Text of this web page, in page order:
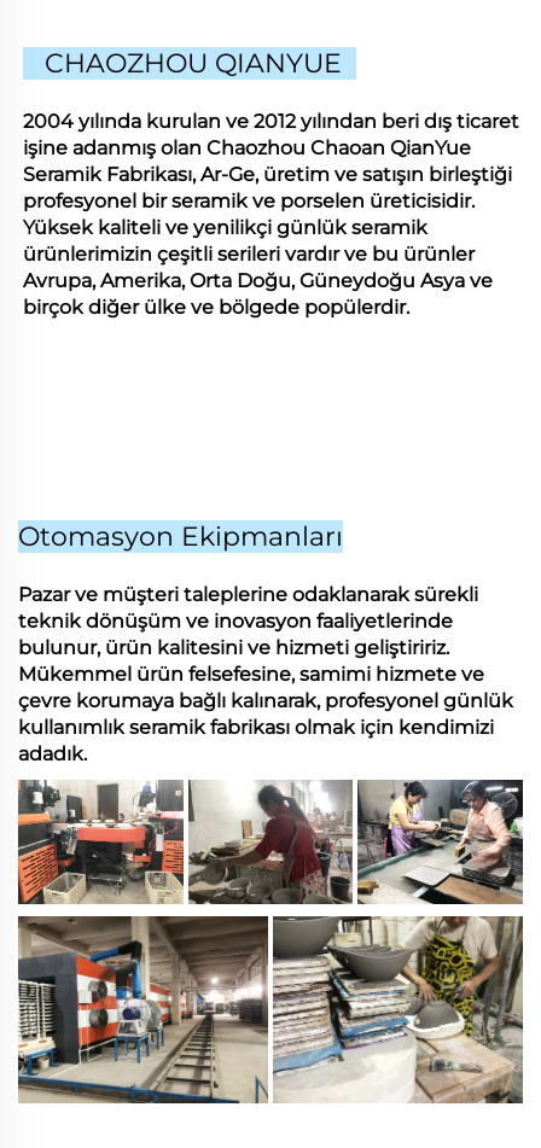
CHAOZHOU QIANYUE
2004 yılında kurulan ve 2012 yılından beri dış ticaret
işine adanmış olan Chaozhou Chaoan QianYue
Seramik Fabrikası, Ar-Ge, üretim ve satışın birleştiği
profesyonel bir seramik ve porselen üreticisidir.
Yüksek kaliteli ve yenilikçi günlük seramik
ürünlerimizin çeşitli serileri vardır ve bu ürünler
Avrupa, Amerika, Orta Doğu, Güneydoğu Asya ve
birçok diğer ülke ve bölgede popülerdir.
Otomasyon Ekipmanları
Pazar ve müşteri taleplerine odaklanarak sürekli
teknik dönüşüm ve inovasyon faaliyetlerinde
bulunur, ürün kalitesini ve hizmeti geliştiririz.
Mükemmel ürün felsefesine, samimi hizmete ve
çevre korumaya bağlı kalınarak, profesyonel günlük
kullanımlık seramik fabrikası olmak için kendimizi
adadık.